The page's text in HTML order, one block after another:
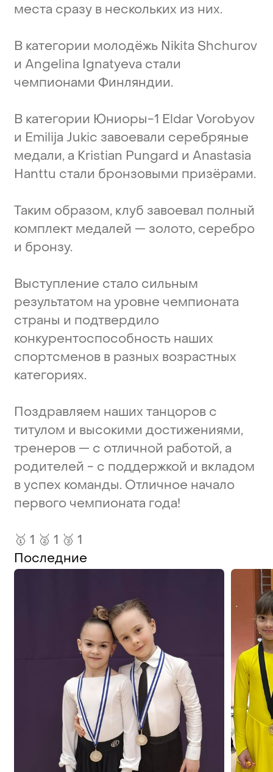
места сразу в нескольких из них.
В категории молодёжь Nikita Shchurov
и Angelina Ignatyeva стали
чемпионами Финляндии.
В категории Юниоры-1 EldarVorobyov
и Emilija Jukic завоевали серебряные
медали,а Kristian Pungard и Anastasia
Hanttu стали бронзовыми призёрами.
Таким образом, клуб завоевал полный
комплект медалей — золото, серебро
и бронзу.
Выступление стало сильным
результатом на уровне чемпионата
страны и подтвердило
конкурентоспособность наших
спортсменов в разных возрастных
категориях.
Поздравляем наших танцоров с
титулом и высокими достижениями,
тренеров — с отличной работой,а
родителей - с поддержкой и вкладом
вуспех команды. Отличное начало
первого чемпионата года!
🥇 1 🥈 1 🥉 1
Последние